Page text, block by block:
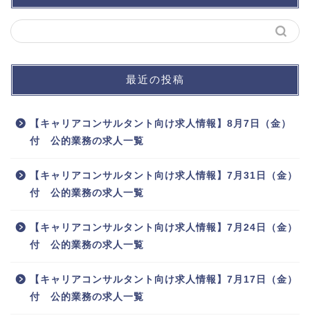
最近の投稿
【キャリアコンサルタント向け求人情報】8月7日（金）
付 公的業務の求人一覧
【キャリアコンサルタント向け求人情報】7月31日（金）
付 公的業務の求人一覧
【キャリアコンサルタント向け求人情報】7月24日（金）
付 公的業務の求人一覧
【キャリアコンサルタント向け求人情報】7月17日（金）
付 公的業務の求人一覧